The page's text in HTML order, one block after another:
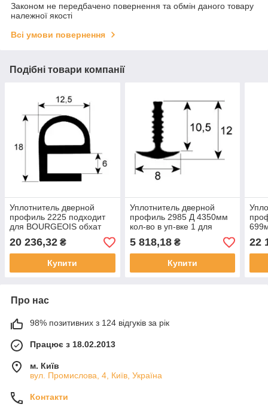
Законом не передбачено повернення та обмін даного товару
належної якості
Всі умови повернення
Подібні товари компанії
Уплотнитель дверной
профиль 2225 подходит
для BOURGEOIS обхат
2030мм для Bourgeois
20 236,32 ₴
Купити
Уплотнитель дверной
профиль 2985 Д 4350мм
кол-во в уп-вке 1 для
Bourgeois
5 818,18₴
Купити
для
22
Про нас
98% позитивних з 124 відгуків за рік
Працює з 18.02.2013
м. Київ
вул. Промислова, 4, Київ, Україна
Контакти